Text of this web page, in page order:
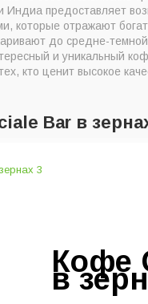
предоставляет
которые отражают
до средне-
и уникальный
кто ценит высокое
Bar в
Кофе
в